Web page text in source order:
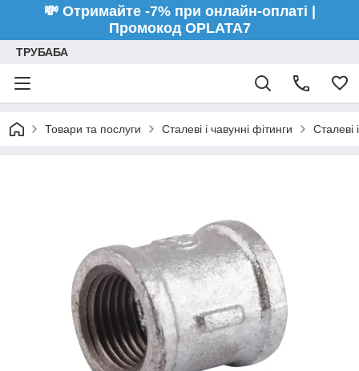
💸 Отримайте -7% при онлайн-оплаті |
Промокод OPLATA7
ТРУБАБА
Товари та послуги Сталеві і чавунні фітинги Сталеві